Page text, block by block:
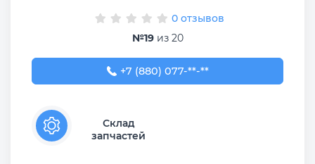
0 отзывов
№19из 20
+7 (880) 077-07-88
+7 (880) 077-**-**
Склад
запчастей